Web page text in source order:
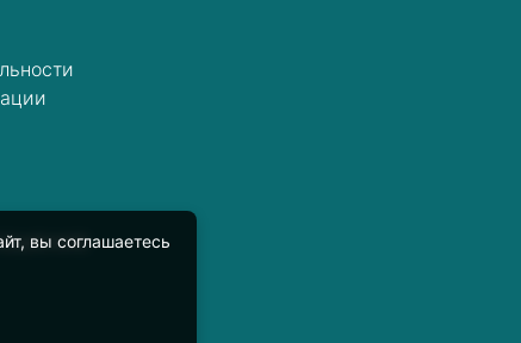
вы соглашаетесь